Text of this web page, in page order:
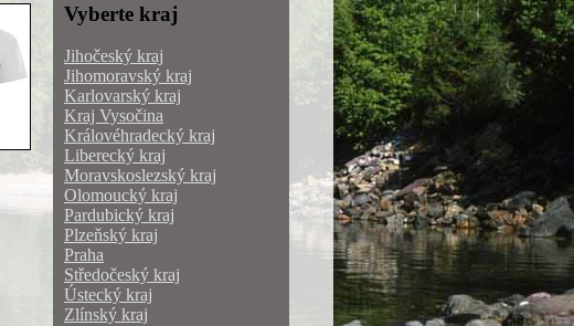
Vyberte kraj
Jihočeský kraj
Jihomoravský kraj
Karlovarský kraj
Kraj Vysočina
Královéhradecký kraj
Liberecký kraj
Moravskoslezský kraj
Olomoucký kraj
Pardubický kraj
Plzeňský kraj
Praha
Středočeský kraj
Ústecký kraj
Zlínský kraj